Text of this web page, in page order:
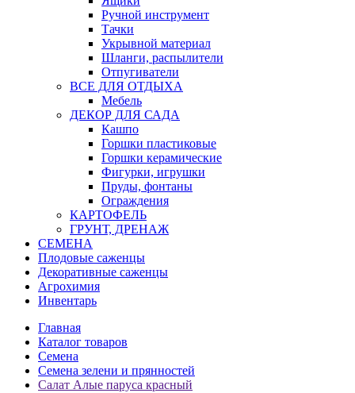
Ручной инструмент
Тачки
Укрывной материал
Шланги, распылители
Отпугиватели
ВСЕ ДЛЯ ОТДЫХА
Мебель
ДЕКОР ДЛЯ САДА
Кашпо
Горшки пластиковые
Горшки керамические
Фигурки, игрушки
Пруды, фонтаны
Ограждения
КАРТОФЕЛЬ
ГРУНТ, ДРЕНАЖ
СЕМЕНА
Плодовые саженцы
Декоративные саженцы
Агрохимия
Инвентарь
Главная
Каталог товаров
Семена
Семена зелени и прянностей
Салат Алые паруса красный